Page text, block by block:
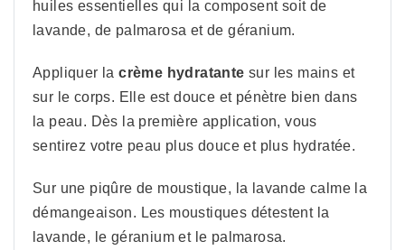
huiles essentielles qui la composent soit de
lavande, de palmarosa et de géranium.
Appliquer lacrème hydratante sur les mains et
sur le corps. Elle est douce et pénètre bien dans
la peau. Dès la première application, vous
sentirez votre peau plus douce et plus hydratée.
Sur une piqûre de moustique, la lavande calme la
démangeaison. Les moustiques détestent la
lavande, le géranium et le palmarosa.